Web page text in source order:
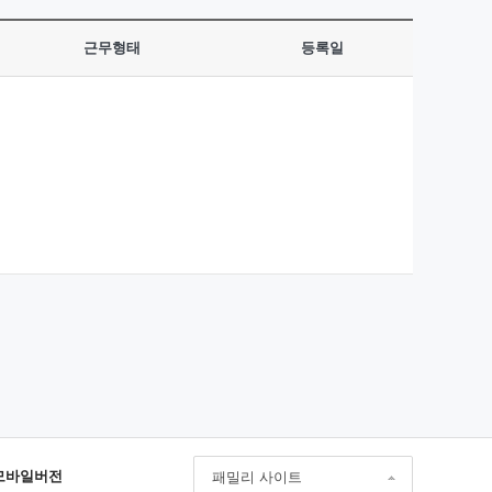
근무형태 등록일
바일버전 패밀리 사이트